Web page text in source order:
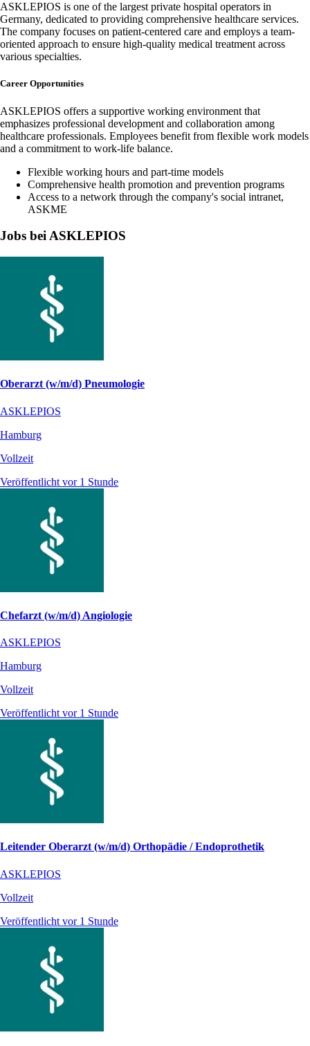
ASKLEPIOS is one of the largest private hospital operators in
Germany, dedicated to providing comprehensive healthcare services.
The company focuses on patient-centered care and employs a team-
oriented approach to ensure high-quality medical treatment across
various specialties.
Career Opportunities
ASKLEPIOS offers a supportive working environment that
emphasizes professional development and collaboration among
healthcare professionals. Employees benefit from flexible work models
and a commitment to work-life balance.
Flexible working hours and part-time models
Comprehensive health promotion and prevention programs
Access to a network through the company's social intranet,
ASKME
Jobs bei ASKLEPIOS
Oberarzt (w/m/d) Pneumologie
ASKLEPIOS
Hamburg
Vollzeit
Veröffentlicht vor 1 Stunde
Chefarzt (w/m/d) Angiologie
ASKLEPIOS
Hamburg
Vollzeit
Veröffentlicht vor 1 Stunde
Leitender Oberarzt (w/m/d) Orthopädie / Endoprothetik
ASKLEPIOS
Vollzeit
Veröffentlicht vor 1 Stunde